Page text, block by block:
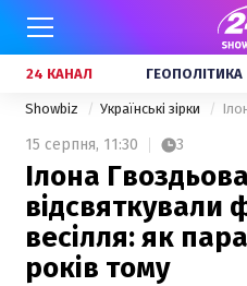
24 КАНАЛ ГЕОПОЛІТИКА
Showbiz Українські зірки
15 серпня, 11:30 3
Ілона
відсвяткували
весілля: як
років тому